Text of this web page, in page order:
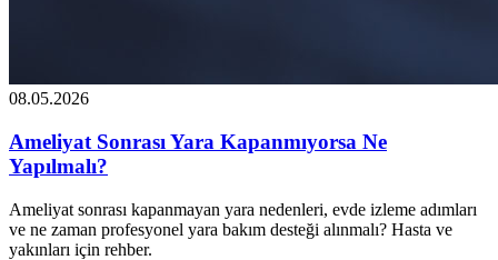
08.05.2026
Ameliyat Sonrası Yara Kapanmıyorsa Ne
Yapılmalı?
Ameliyat sonrası kapanmayan yara nedenleri, evde izleme adımları
ve ne zaman profesyonel yara bakım desteği alınmalı? Hasta ve
yakınları için rehber.